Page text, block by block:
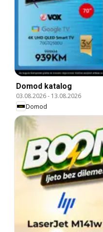
Domod katalog
03.08.2026- 13.08.2026
Domod